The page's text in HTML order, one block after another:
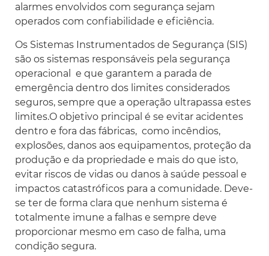
alarmes envolvidos com segurança sejam
operados com confiabilidade e eficiência.
Os Sistemas Instrumentados de Segurança (SIS)
são os sistemas responsáveis pela segurança
operacional e que garantem a parada de
emergência dentro dos limites considerados
seguros, sempre que a operação ultrapassa estes
limites.O objetivo principal é se evitar acidentes
dentro e fora das fábricas, como incêndios,
explosões, danos aos equipamentos, proteção da
produção e da propriedade e mais do que isto,
evitar riscos de vidas ou danos à saúde pessoal e
impactos catastróficos para a comunidade. Deve-
se ter de forma clara que nenhum sistema é
totalmente imune a falhas e sempre deve
proporcionar mesmo em caso de falha, uma
condição segura.